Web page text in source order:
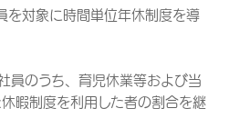
対象に時間単位年休制度を導
員のうち、育児休業等および当
暇制度を利用した者の割合を継